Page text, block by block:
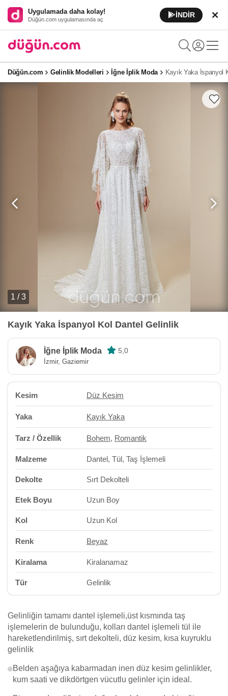
Uygulamada daha kolay!
Düğün.com uygulamasında aç
İNDİR
Düğün.com Gelinlik Modelleri İğne İplik Moda Kayık Yaka İspanyol
1 / 3
Kayık Yaka İspanyol Kol Dantel Gelinlik
İğne İplik Moda 5,0
İzmir, Gaziemir
Kesim Düz Kesim
Yaka Kayık Yaka
Tarz / Özellik Bohem, Romantik
Malzeme Dantel, Tül, Taş İşlemeli
Dekolte Sırt Dekolteli
Etek Boyu Uzun Boy
Kol Uzun Kol
Renk Beyaz
Kiralama Kiralanamaz
Tür Gelinlik
Gelinliğin tamamı dantel işlemeli,üst kısmında taş
işlemelerin de bulunduğu, kolları dantel işlemeli tül ile
hareketlendirilmiş, sırt dekolteli, düz kesim, kısa kuyruklu
gelinlik
Belden aşağıya kabarmadan inen düz kesim gelinlikler,
kum saati ve dikdörtgen vücutlu gelinler için ideal.